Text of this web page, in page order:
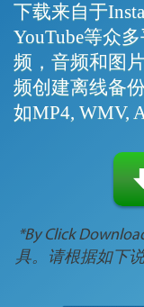
下载来自于
YouTube等众
频，音频和图
频创建离线备
如MP4, WMV,
*By Click
具。请根据如下